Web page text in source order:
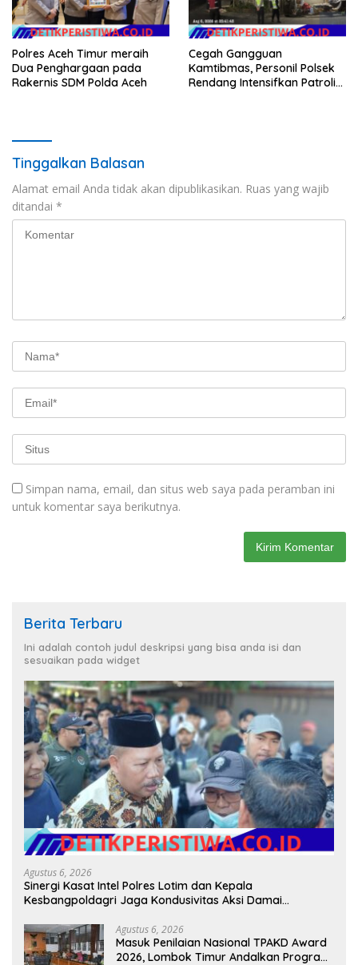
Polres Aceh Timur meraih
Dua Penghargaan pada
Rakernis SDM Polda Aceh
Cegah Gangguan
Kamtibmas, Personil Polsek
Rendang Intensifkan Patroli
Tinggalkan Balasan
Alamat email Anda tidak akan dipublikasikan. Ruas yang wajib
ditandai *
Simpan nama, email, dan situs web saya pada peramban ini
untuk komentar saya berikutnya.
Berita Terbaru
Ini adalah contoh judul deskripsi yang bisa anda isi dan
sesuaikan pada widget
Agustus 6, 2026
Sinergi Kasat Intel Polres Lotim dan Kepala
Kesbangpoldagri Jaga Kondusivitas Aksi Damai
Agustus 6, 2026
Masuk Penilaian Nasional TPAKD Award
2026, Lombok Timur Andalkan Program